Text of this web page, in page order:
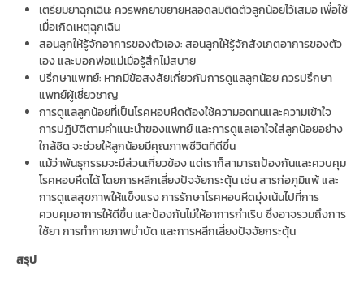
เตรียมยาฉุกเฉิน: ควรพกยาขยายหลอดลมติดตัวลูกน้อยไว้เสมอ เพื่อใช้
เมื่อเกิดเหตุฉุกเฉิน
สอนลูกให้รู้จักอาการของตัวเอง: สอนลูกให้รู้จักสังเกตอาการของตัว
เอง และบอกพ่อแม่เมื่อรู้สึกไม่สบาย
ปรึกษาแพทย์: หากมีข้อสงสัยเกี่ยวกับการดูแลลูกน้อย ควรปรึกษา
แพทย์ผู้เชี่ยวชาญ
การดูแลลูกน้อยที่เป็นโรคหอบหืดต้องใช้ความอดทนและความเข้าใจ
การปฏิบัติตามคำแนะนำของแพทย์ และการดูแลเอาใจใส่ลูกน้อยอย่าง
ใกล้ชิด จะช่วยให้ลูกน้อยมีคุณภาพชีวิตที่ดีขึ้น
แม้ว่าพันธุกรรมจะมีส่วนเกี่ยวข้อง แต่เราก็สามารถป้องกันและควบคุม
โรคหอบหืดได้ โดยการหลีกเลี่ยงปัจจัยกระตุ้น เช่น สารก่อภูมิแพ้ และ
การดูแลสุขภาพให้แข็งแรง การรักษาโรคหอบหืดมุ่งเน้นไปที่การ
ควบคุมอาการให้ดีขึ้น และป้องกันไม่ให้อาการกำเริบ ซึ่งอาจรวมถึงการ
ใช้ยา การทำกายภาพบำบัด และการหลีกเลี่ยงปัจจัยกระตุ้น
สรุป